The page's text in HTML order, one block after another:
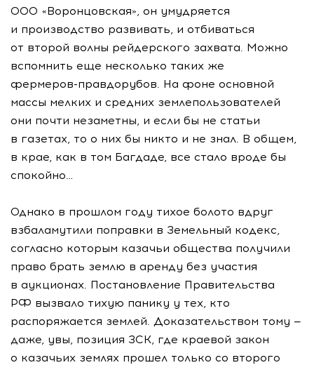
ООО «Воронцовская», он умудряется
и производство развивать, и отбиваться
от второй волны рейдерского захвата. Можно
вспомнить еще несколько таких же
фермеров-правдорубов. На фоне основной
массы мелких и средних землепользователей
они почти незаметны, и если бы не статьи
в газетах, то о них бы никто и не знал. В общем,
в крае, как в том Багдаде, все стало вроде бы
спокойно…
Однако в прошлом году тихое болото вдруг
взбаламутили поправки в Земельный кодекс,
согласно которым казачьи общества получили
право брать землю в аренду без участия
в аукционах. Постановление Правительства
РФ вызвало тихую панику у тех, кто
распоряжается землей. Доказательством тому —
даже, увы, позиция ЗСК, где краевой закон
о казачьих землях прошел только со второго